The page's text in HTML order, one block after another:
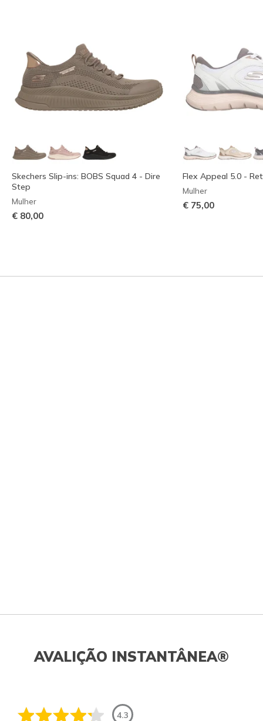
Skechers Slip-ins: BOBS Squad 4 - Dire
Step
Mulher
€ 80,00
Flex Appeal 5.0 -
Mulher
€ 75,00
AVALIÇÃO INSTANTÂNEA®
4.3